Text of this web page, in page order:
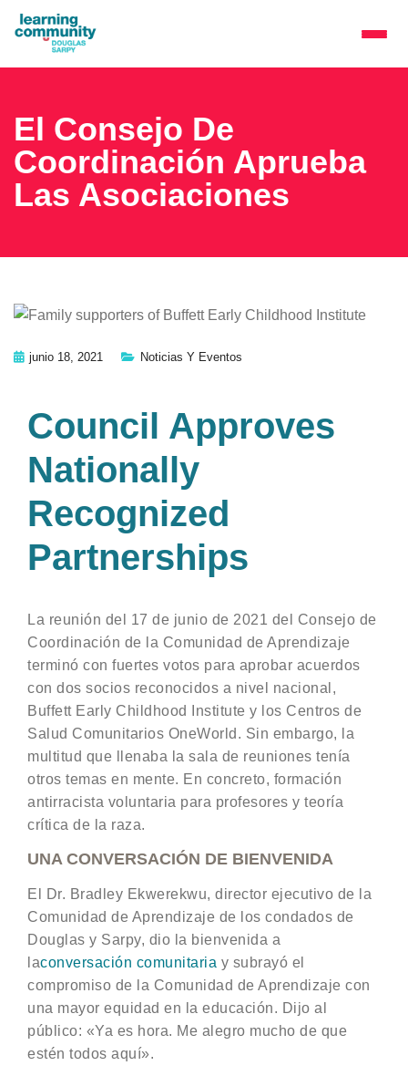
El Consejo De
Coordinación Aprueba
Las Asociaciones
junio 18, 2021 Noticias Y Eventos
Council Approves
Nationally
Recognized
Partnerships
La reunión del 17 de junio de 2021 del Consejo de
Coordinación de la Comunidad de Aprendizaje
terminó con fuertes votos para aprobar acuerdos
con dos socios reconocidos a nivel nacional,
Buffett Early Childhood Institute y los Centros de
Salud Comunitarios OneWorld. Sin embargo, la
multitud que llenaba la sala de reuniones tenía
otros temas en mente. En concreto, formación
antirracista voluntaria para profesores y teoría
crítica de la raza.
UNA CONVERSACIÓN DE BIENVENIDA
El Dr. Bradley Ekwerekwu, director ejecutivo de la
Comunidad de Aprendizaje de los condados de
Douglas y Sarpy, dio la bienvenida a
laconversación comunitaria y subrayó el
compromiso de la Comunidad de Aprendizaje con
una mayor equidad en la educación. Dijo al
público: «Ya es hora. Me alegro mucho de que
estén todos aquí».